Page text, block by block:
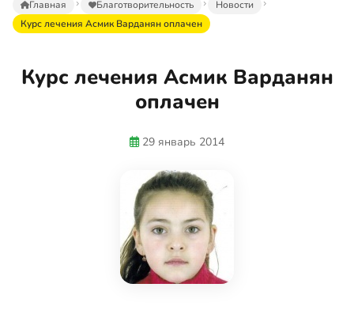
Главная Благотворительность
Новости
Курс лечения Асмик Варданян оплачен
Курс лечения Асмик Варданян
оплачен
29 январь 2014